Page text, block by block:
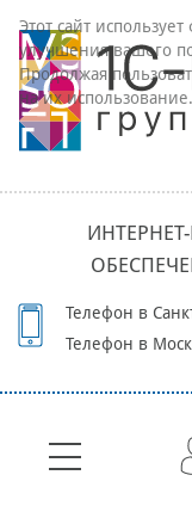
Телефон в
Телефон в
Этот сайт
улучшения вашего
Продолжая
на их использование.